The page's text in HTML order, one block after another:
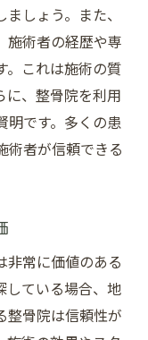
しょう。また、
施術者の経歴や専
。これは施術の質
に、整骨院を利用
明です。多くの患
術者が信頼できる
非常に価値のある
している場合、地
整骨院は信頼性が